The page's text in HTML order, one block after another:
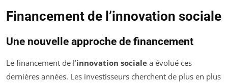
Financement de l’innovation sociale
Une nouvelle approche de financement
Le financement de l’innovation sociale a évolué ces
dernières années. Les investisseurs cherchent de plus en plus